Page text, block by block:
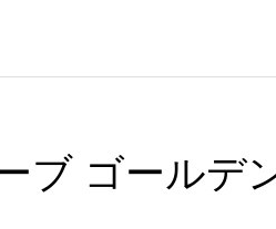
ブ ゴールデ